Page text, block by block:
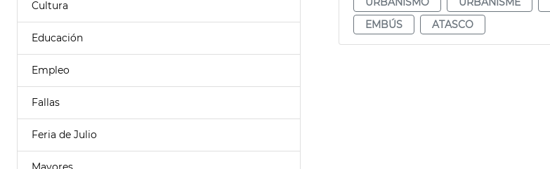
Cultura
Educación
Empleo
Fallas
Feria de Julio
EMBÚS
ATASCO